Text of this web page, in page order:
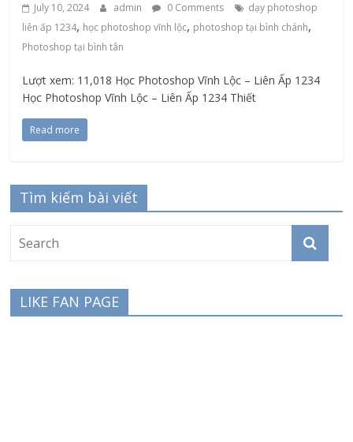
July 10, 2024 admin 0 Comments
dạy photoshop
liên ấp 1234, học photoshop vĩnh lộc, photoshop tại bình chánh,
Photoshop tại bình tân
Lượt xem: 11,018 Học Photoshop Vĩnh Lộc – Liên Ấp 1234
Học Photoshop Vĩnh Lộc – Liên Ấp 1234 Thiết
Read more
Tìm kiếm bài viết
LIKE FAN PAGE